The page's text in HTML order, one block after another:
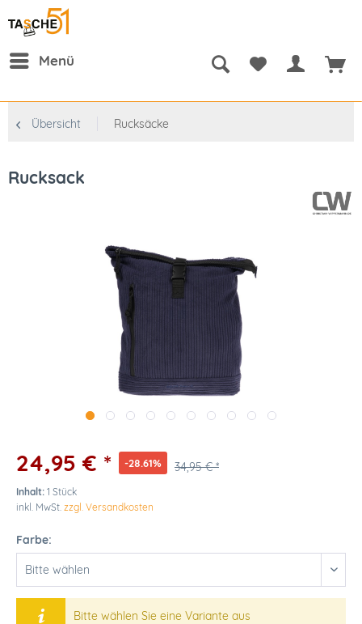
Menü
Übersicht Rucksäcke
Rucksack
24,95 € * -28.61% 34,95 € *
Inhalt: 1 Stück
inkl. MwSt. zzgl. Versandkosten
Farbe:
Bitte wählen Sie eine Variante aus